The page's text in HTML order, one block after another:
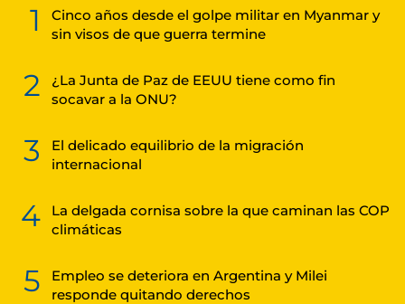
1
Cinco años desde el golpe militar en Myanmar y
sin visos de que guerra termine
2
¿La Junta de Paz de EEUU tiene como fin
socavar a la ONU?
3
El delicado equilibrio de la migración
internacional
4
La delgada cornisa sobre la que caminan las COP
climáticas
5
Empleo se deteriora en Argentina y Milei
responde quitando derechos